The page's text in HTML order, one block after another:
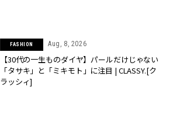
FASHION Aug, 8, 2026
【30代の一生ものダイヤ】パールだけじゃない
「タサキ」と「ミキモト」に注目 | CLASSY.[ク
ラッシィ]